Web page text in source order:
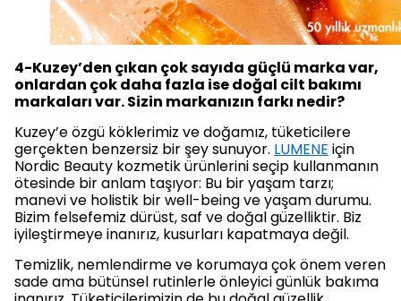
4-Kuzey’den çıkan çok sayıda güçlü marka var,
onlardan çok daha fazla ise doğal cilt bakımı
markaları var. Sizin markanızın farkı nedir?
Kuzey’e özgü köklerimiz ve doğamız, tüketicilere
gerçekten benzersiz bir şey sunuyor. LUMENE için
Nordic Beauty kozmetik ürünlerini seçip kullanmanın
ötesinde bir anlam taşıyor: Bu bir yaşam tarzı;
manevi ve holistik bir well-being ve yaşam durumu.
Bizim felsefemiz dürüst, saf ve doğal güzelliktir. Biz
iyileştirmeye inanırız, kusurları kapatmaya değil.
Temizlik, nemlendirme ve korumaya çok önem veren
sade ama bütünsel rutinlerle önleyici günlük bakıma